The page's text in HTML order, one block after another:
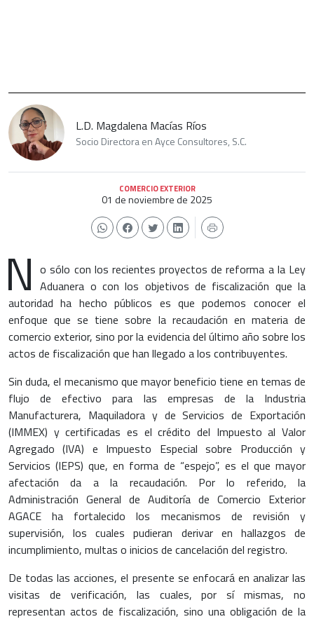
L.D. Magdalena Macías Ríos
Socio Directora en Ayce Consultores, S.C.
COMERCIO EXTERIOR
01 de noviembre de 2025
N o sólo con los recientes proyectos de reforma a la Ley
Aduanera o con los objetivos de fiscalización que la
autoridad ha hecho públicos es que podemos conocer el
enfoque que se tiene sobre la recaudación en materia de
comercio exterior, sino por la evidencia del último año sobre los
actos de fiscalización que han llegado a los contribuyentes.
Sin duda, el mecanismo que mayor beneficio tiene en temas de
flujo de efectivo para las empresas de la Industria
Manufacturera, Maquiladora y de Servicios de Exportación
(IMMEX) y certificadas es el crédito del Impuesto al Valor
Agregado (IVA) e Impuesto Especial sobre Producción y
Servicios (IEPS) que, en forma de “espejo”, es el que mayor
afectación da a la recaudación. Por lo referido, la
Administración General de Auditoría de Comercio Exterior
AGACE ha fortalecido los mecanismos de revisión y
supervisión, los cuales pudieran derivar en hallazgos de
incumplimiento, multas o inicios de cancelación del registro.
De todas las acciones, el presente se enfocará en analizar las
visitas de verificación, las cuales, por sí mismas, no
representan actos de fiscalización, sino una obligación de la